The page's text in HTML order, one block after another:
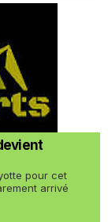
pour cet
arrivé